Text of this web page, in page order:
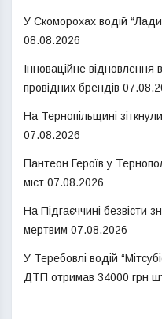
У Скоморохах водій “Лади”
08.08.2026
Інноваційне відновлення
провідних брендів
На Тернопільщині
07.08.2026
Пантеон Героїв у
міст 07.08.2026
На Підгаєччині безвісти
мертвим 07.08.2026
У Теребовлі водій
ДТП отримав 34000 грн